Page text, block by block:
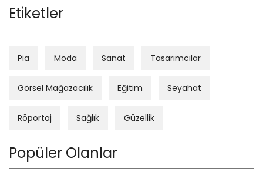
Etiketler
Pia Moda Sanat Tasarımcılar
Görsel Mağazacılık Eğitim Seyahat
Röportaj Sağlık Güzellik
Popüler Olanlar